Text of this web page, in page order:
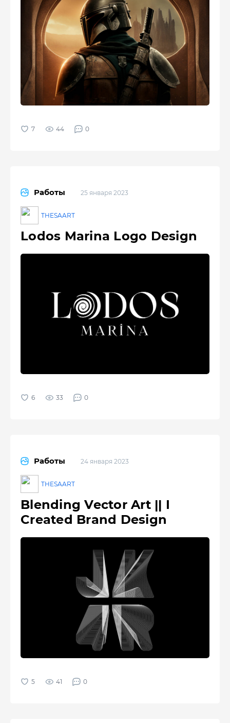
44 0
Работы 25 января 2023
THESAART
Lodos Marina Logo Design
33 0
Работы 24 января 2023
THESAART
Blending Vector Art || I
Created Brand Design
41 0